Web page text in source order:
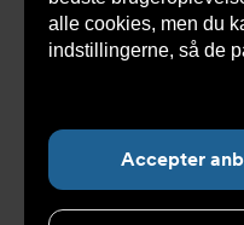
alle cookies, men du
indstillingerne, så de
Accepter
her:
3-delt > Kugleventil
Kugleventil